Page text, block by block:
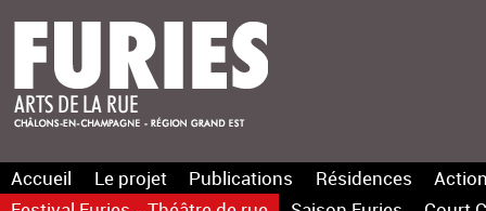
Accueil Le projet Publications Résidences